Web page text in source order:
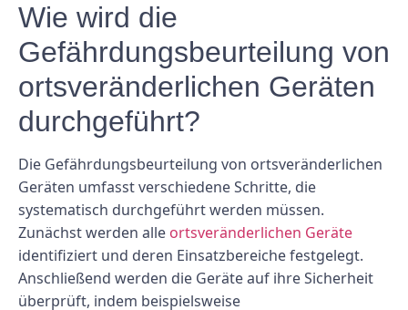
Wie wird die
Gefährdungsbeurteilung von
ortsveränderlichen Geräten
durchgeführt?
Die Gefährdungsbeurteilung von ortsveränderlichen
Geräten umfasst verschiedene Schritte, die
systematisch durchgeführt werden müssen.
Zunächst werden alle ortsveränderlichen Geräte
identifiziert und deren Einsatzbereiche festgelegt.
Anschließend werden die Geräte auf ihre Sicherheit
überprüft, indem beispielsweise